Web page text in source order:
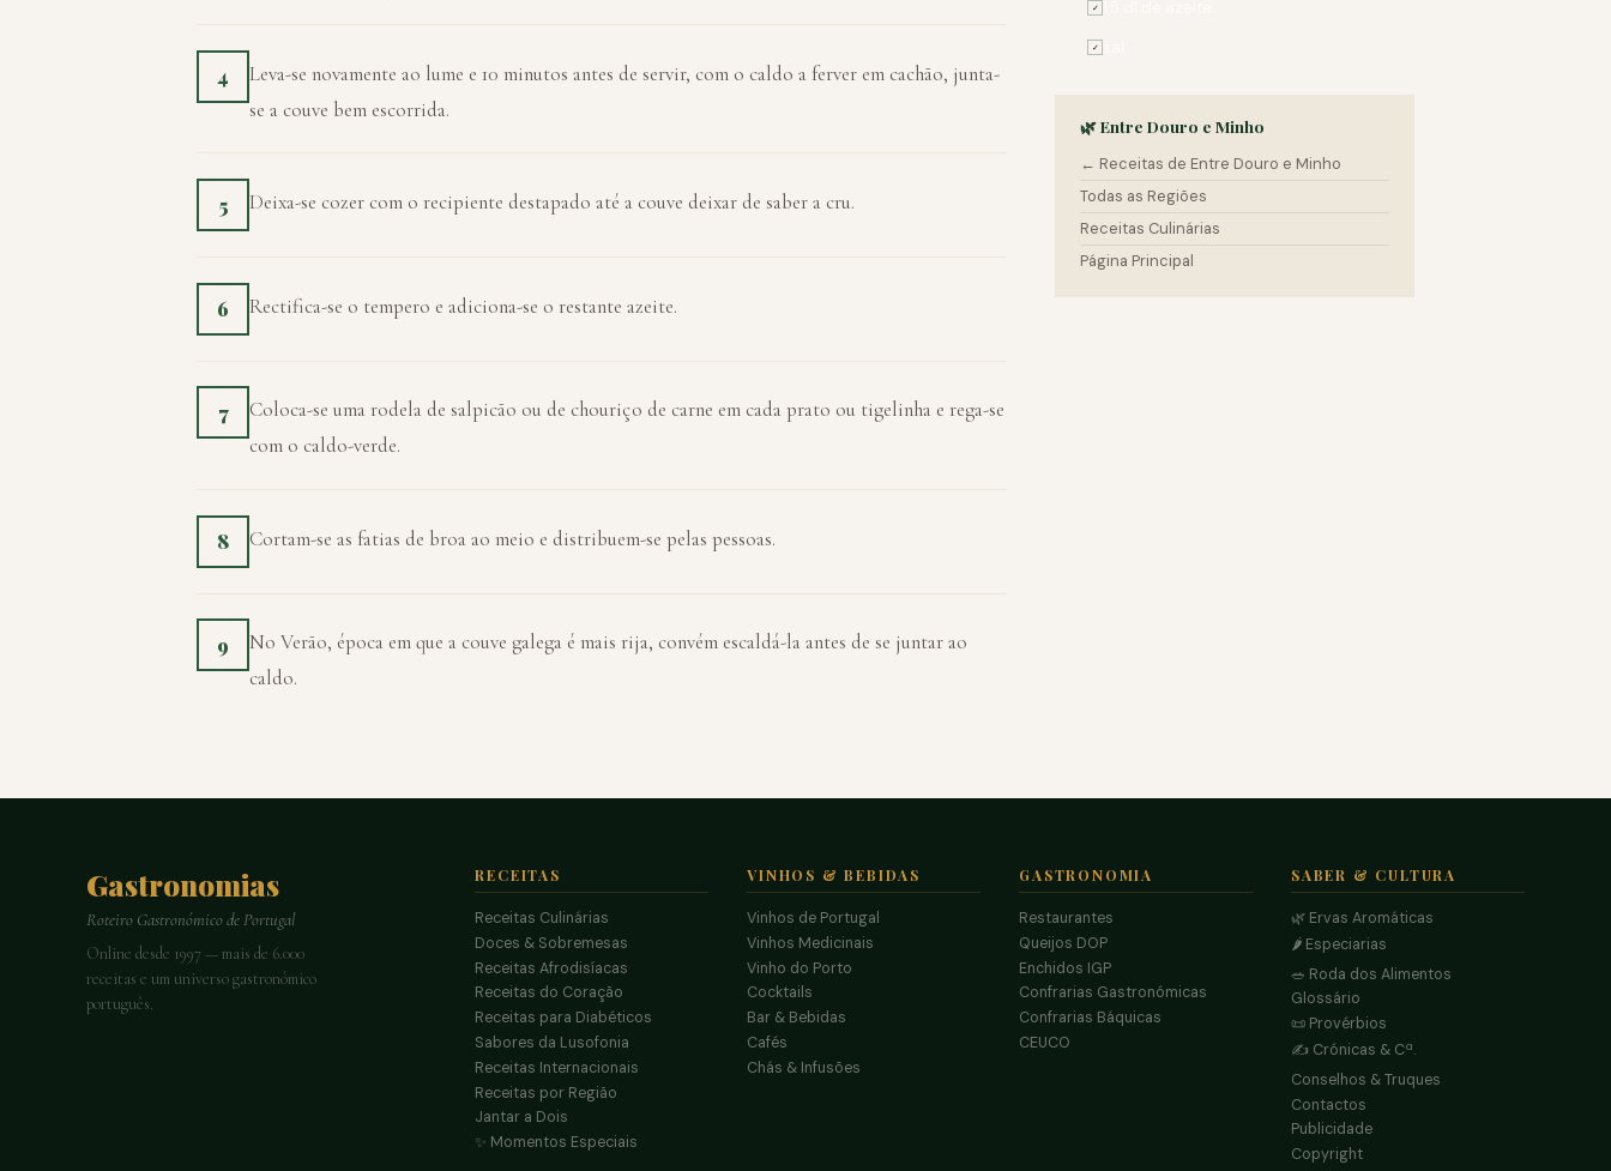
4
Leva-se novamente ao lume e 10 minutos antes de servir, com o caldo a ferver em cachão, junta-
se a couve bem escorrida.
5 Deixa-se cozer com o recipiente destapado até a couve deixar de saber a cru.
6 Rectifica-se o tempero e adiciona-se o restante azeite.
7
Coloca-se uma rodela de salpicão ou de chouriço de carne em cada prato ou tigelinha e rega-se
com o caldo-verde.
8 Cortam-se as fatias de broa ao meio e distribuem-se pelas pessoas.
9
No Verão, época em que a couve galega é mais rija, convém escaldá-la antes de se juntar ao
caldo.
✓
✓
🌿 Entre Douro e Minho
← Receitas de Entre Douro e Minho
Todas as Regiões
Receitas Culinárias
Página Principal
Gastronomias
Roteiro Gastronómico de Portugal
Online desde 1997 — mais de 6.000
receitas e um universo gastronómico
português.
RECEITAS
Receitas Culinárias
Doces & Sobremesas
Receitas Afrodisíacas
Receitas do Coração
Receitas para Diabéticos
Sabores da Lusofonia
Receitas Internacionais
Receitas por Região
Jantar a Dois
✨ Momentos Especiais
VINHOS & BEBIDAS
Vinhos de Portugal
Vinhos Medicinais
Vinho do Porto
Cocktails
Bar & Bebidas
Cafés
Chás & Infusões
GASTRONOMIA
Restaurantes
Queijos DOP
Enchidos IGP
Confrarias Gastronómicas
Confrarias Báquicas
CEUCO
SABER & CULTURA
🌿 Ervas Aromáticas
🌶️ Especiarias
🥗 Roda dos Alimentos
Glossário
📜 Provérbios
✍️ Crónicas & Cª.
Conselhos & Truques
Contactos
Publicidade
Copyright